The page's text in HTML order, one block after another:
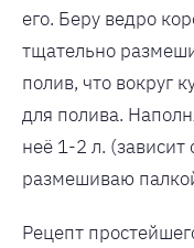
его. Беру ведро
тщательно
полив, что вокруг
для полива.
неё 1-2 л. (зависит
размешиваю
Рецепт